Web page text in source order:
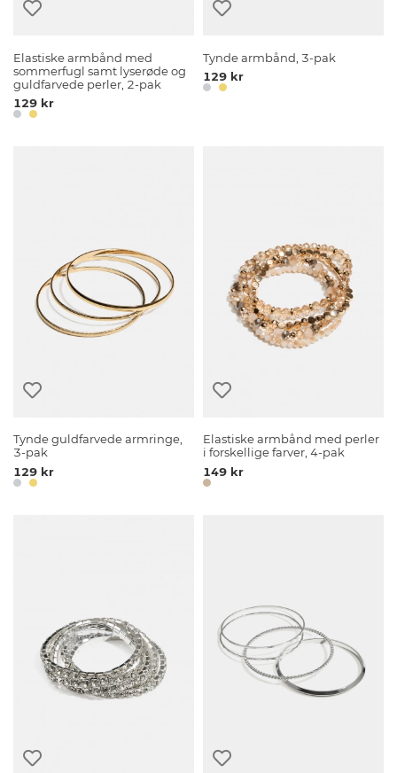
Elastiske armbånd med
sommerfugl samt lyserøde og
guldfarvede perler, 2-pak
129 kr
Tynde armbånd, 3-pak
129 kr
Tynde guldfarvede armringe,
3-pak
129 kr
Elastiske armbånd med perler
i forskellige farver, 4-pak
149 kr